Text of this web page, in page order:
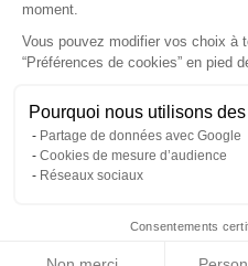
moment.
Vous pouvez modifier vos choix à
“Préférences de cookies” en pied
Pourquoi nous utilisons
Partage de données avec Google
Cookies de mesure d’audience
Réseaux sociaux
Consentements
Gérer mes cookies
© Copyright 2026 France